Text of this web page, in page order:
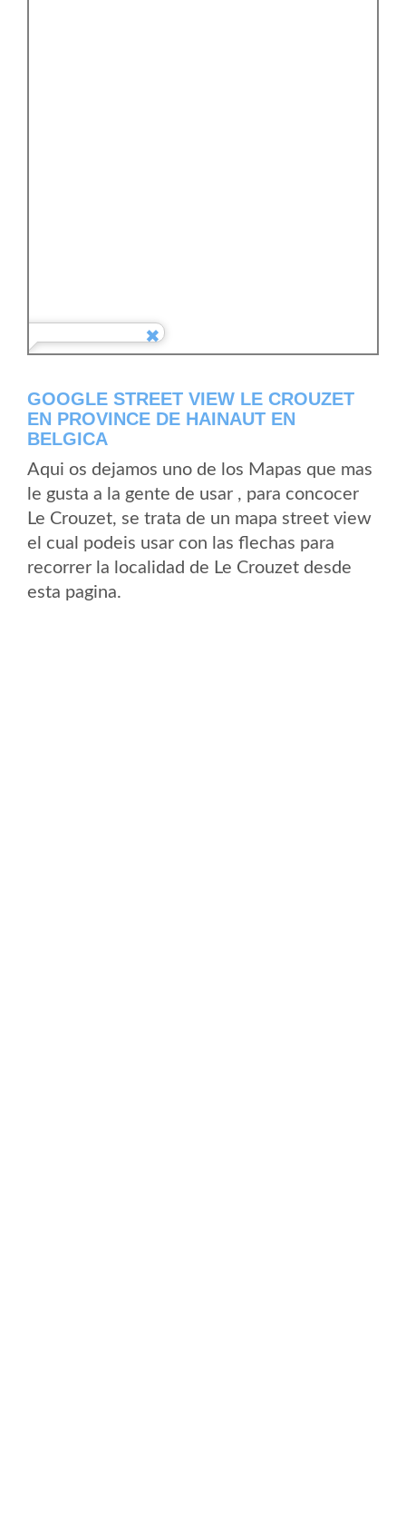
GOOGLE STREET VIEW LE CROUZET
EN PROVINCE DE HAINAUT EN
BELGICA
Aqui os dejamos uno de los Mapas que mas
le gusta a la gente de usar , para concocer
Le Crouzet, se trata de un mapa street view
el cual podeis usar con las flechas para
recorrer la localidad de Le Crouzet desde
esta pagina.